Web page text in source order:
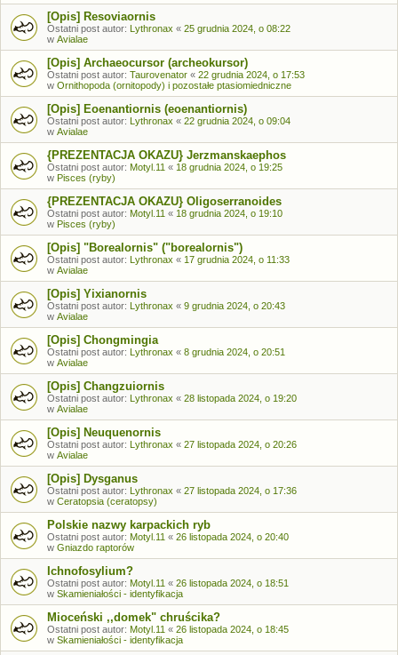
[Opis] Resoviaornis
Ostatni post autor: Lythronax « 25 grudnia 2024, o 08:22
w Avialae
[Opis] Archaeocursor (archeokursor)
Ostatni post autor: Taurovenator « 22 grudnia 2024, o 17:53
w Ornithopoda (ornitopody) i pozostałe ptasiomiedniczne
[Opis] Eoenantiornis (eoenantiornis)
Ostatni post autor: Lythronax « 22 grudnia 2024, o 09:04
w Avialae
{PREZENTACJA OKAZU} Jerzmanskaephos
Ostatni post autor: Motyl.11 « 18 grudnia 2024, o 19:25
w Pisces (ryby)
{PREZENTACJA OKAZU} Oligoserranoides
Ostatni post autor: Motyl.11 « 18 grudnia 2024, o 19:10
w Pisces (ryby)
[Opis] "Borealornis" ("borealornis")
Ostatni post autor: Lythronax « 17 grudnia 2024, o 11:33
w Avialae
[Opis] Yixianornis
Ostatni post autor: Lythronax « 9 grudnia 2024, o 20:43
w Avialae
[Opis] Chongmingia
Ostatni post autor: Lythronax « 8 grudnia 2024, o 20:51
w Avialae
[Opis] Changzuiornis
Ostatni post autor: Lythronax « 28 listopada 2024, o 19:20
w Avialae
[Opis] Neuquenornis
Ostatni post autor: Lythronax « 27 listopada 2024, o 20:26
w Avialae
[Opis] Dysganus
Ostatni post autor: Lythronax « 27 listopada 2024, o 17:36
w Ceratopsia (ceratopsy)
Polskie nazwy karpackich ryb
Ostatni post autor: Motyl.11 « 26 listopada 2024, o 20:40
w Gniazdo raptorów
Ichnofosylium?
Ostatni post autor: Motyl.11 « 26 listopada 2024, o 18:51
w Skamieniałości - identyfikacja
Mioceński ,,domek" chruścika?
Ostatni post autor: Motyl.11 « 26 listopada 2024, o 18:45
w Skamieniałości - identyfikacja